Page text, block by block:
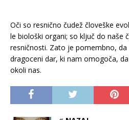
Oči so resnično čudež človeške
le biološki organi; so ključ do naše
resničnosti. Zato je pomembno,
dragoceni dar, ki nam omogoča,
okoli nas.